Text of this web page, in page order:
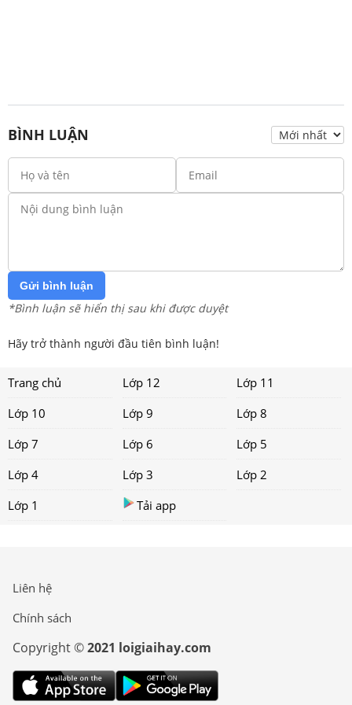
BÌNH LUẬN
Gửi bình luận
*Bình luận sẽ hiển thị sau khi được duyệt
Hãy trở thành người đầu tiên bình luận!
Trang chủ Lớp 12
Lớp 11
Lớp 10
Lớp 9
Lớp 8
Lớp 7
Lớp 6
Lớp 5
Lớp 4
Lớp 3
Lớp 2
Lớp 1
Tải app
Liên hệ
Chính sách
Copyright ©2021 loigiaihay.com